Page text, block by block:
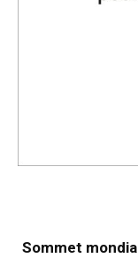
Sommet